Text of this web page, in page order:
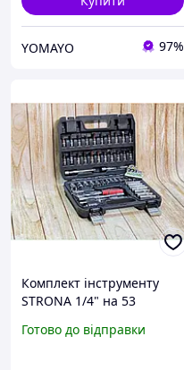
YOMAYO 97%
Комплект інструменту
STRONA 1/4" на 53
подовжувачем і бітами
Готово до відправки